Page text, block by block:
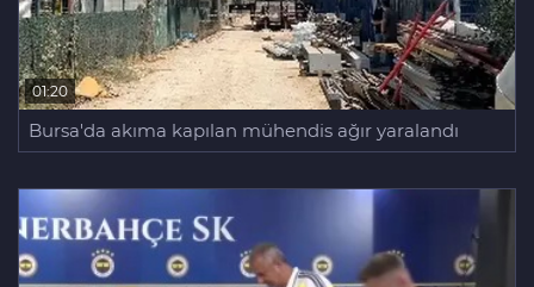
01:20
Bursa'da akıma kapılan mühendis ağır yaralandı